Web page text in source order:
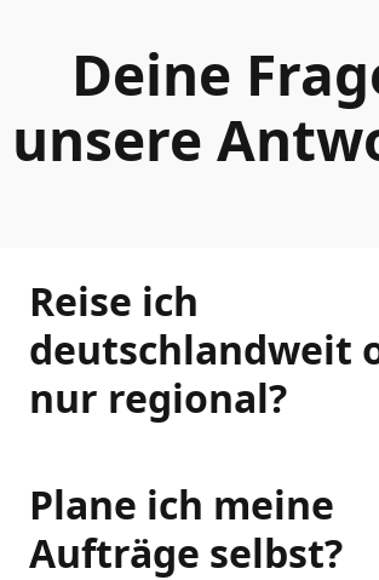
Deine
unsere
Reise ich
deutschlandweit
nur regional?
Plane ich meine
Aufträge selbst?